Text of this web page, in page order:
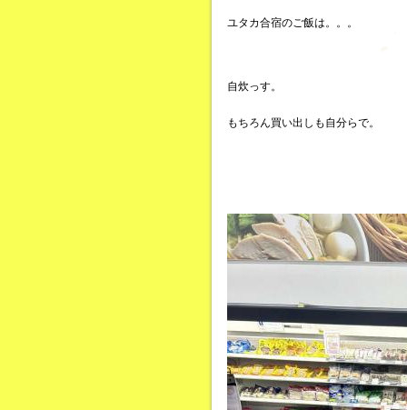
ユタカ合宿のご飯は。。。
自炊っす。
もちろん買い出しも自分らで。